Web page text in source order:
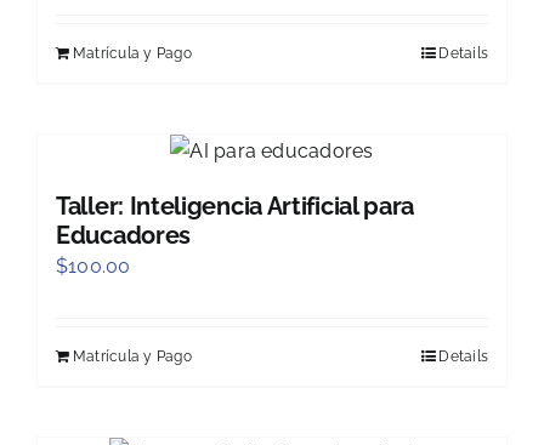
Matrícula y Pago Details
Taller: Inteligencia Artificial para
Educadores
$100.00
Matrícula y Pago Details